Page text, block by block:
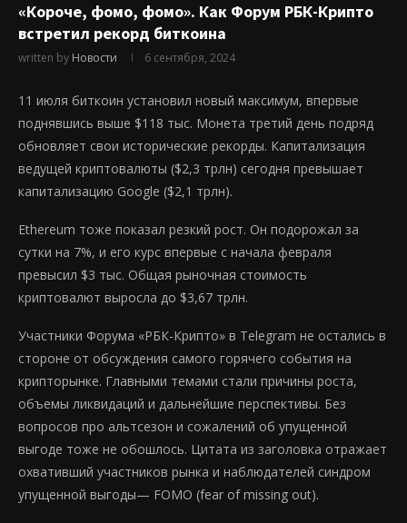
«Короче, фомо, фомо». Как Форум РБК-Крипто
встретил рекорд биткоина
written by Новости 6 сентября, 2024
11 июля биткоин установил новый максимум, впервые
поднявшись выше $118 тыс. Монета третий день подряд
обновляет свои исторические рекорды. Капитализация
ведущей криптовалюты ($2,3 трлн) сегодня превышает
капитализацию Google ($2,1 трлн).
Ethereum тоже показал резкий рост. Он подорожал за
сутки на 7%, и его курс впервые с начала февраля
превысил $3 тыс. Общая рыночная стоимость
криптовалют выросла до $3,67 трлн.
Участники Форума «РБК-Крипто» в Telegram не остались в
стороне от обсуждения самого горячего события на
крипторынке. Главными темами стали причины роста,
объемы ликвидаций и дальнейшие перспективы. Без
вопросов про альтсезон и сожалений об упущенной
выгоде тоже не обошлось. Цитата из заголовка отражает
охвативший участников рынка и наблюдателей синдром
упущенной выгоды— FOMO (fear of missing out).